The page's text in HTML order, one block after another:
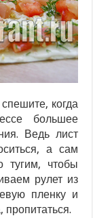
когда
большее
Ведь лист
а сам
тугим, чтобы
рулет из
пленку и